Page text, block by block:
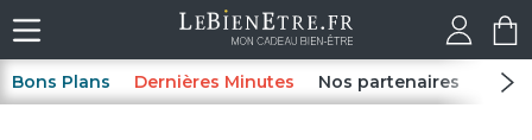
Bons Plans Dernières Minutes Nos partenaires Spas